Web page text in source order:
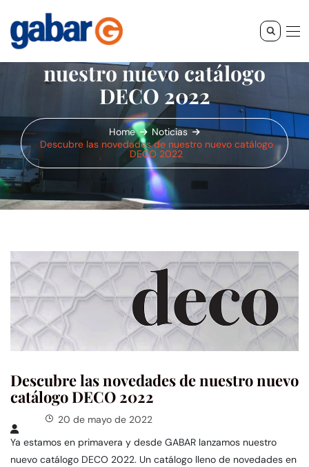
Descubre las novedades de
nuestro nuevo catálogo
DECO 2022
Home
Noticias
Descubre las novedades de nuestro nuevo catálogo
DECO 2022
Descubre las novedades de nuestro nuevo
catálogo DECO 2022
20 de mayo de 2022
Ya estamos en primavera y desde GABAR lanzamos nuestro
nuevo catálogo DECO 2022. Un catálogo lleno de novedades en